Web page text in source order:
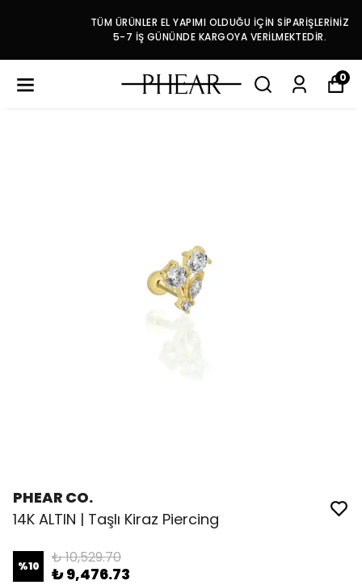
TÜM ÜRÜNLER EL YAPIMI OLDUĞU İÇİN SİPARİŞLERİNİZ
5-7 İŞ GÜNÜNDE KARGOYA VERİLMEKTEDİR.
0
PHEAR CO.
14K ALTIN | Taşlı Kiraz Piercing
%10 ₺ 10,529.70
₺ 9,476.73